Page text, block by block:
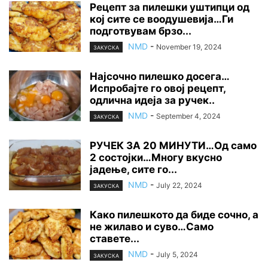
Рецепт за пилешки уштипци од
кој сите се воодушевија…Ги
подготвувам брзо...
ЗАКУСКА NMD - November 19, 2024
Најсочно пилешко досега…
Испробајте го овој рецепт,
одлична идеја за ручек..
ЗАКУСКА NMD - September 4, 2024
РУЧЕК ЗА 20 МИНУТИ…Од само
2 состојки…Многу вкусно
јадење, сите го...
ЗАКУСКА NMD - July 22, 2024
Како пилешкото да биде сочно, а
не жилаво и суво…Само
ставете...
ЗАКУСКА NMD - July 5, 2024